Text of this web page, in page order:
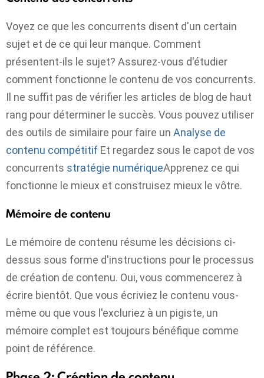
Voyez ce que les concurrents disent d'un certain
sujet et de ce qui leur manque. Comment
présentent-ils le sujet? Assurez-vous d'étudier
comment fonctionne le contenu de vos concurrents.
Il ne suffit pas de vérifier les articles de blog de haut
rang pour déterminer le succès. Vous pouvez utiliser
des outils de similaire pour faire un Analyse de
contenu compétitif Et regardez sous le capot de vos
concurrents stratégie numériqueApprenez ce qui
fonctionne le mieux et construisez mieux le vôtre.
Mémoire de contenu
Le mémoire de contenu résume les décisions ci-
dessus sous forme d'instructions pour le processus
de création de contenu. Oui, vous commencerez à
écrire bientôt. Que vous écriviez le contenu vous-
même ou que vous l'excluriez à un pigiste, un
mémoire complet est toujours bénéfique comme
point de référence.